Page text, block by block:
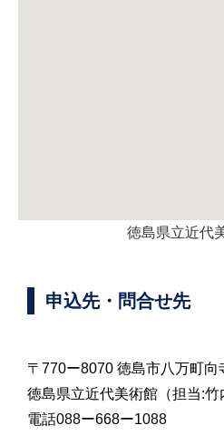
徳島県立近代
申込先・問合せ先
〒770ー8070 徳島市八万町向
徳島県立近代美術館（担当:竹
電話088ー668ー1088